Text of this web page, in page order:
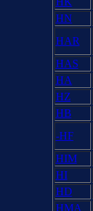
HN
HAR
HAS
HA
HZ
HB
-HF
HIM
HI
HD
HMA